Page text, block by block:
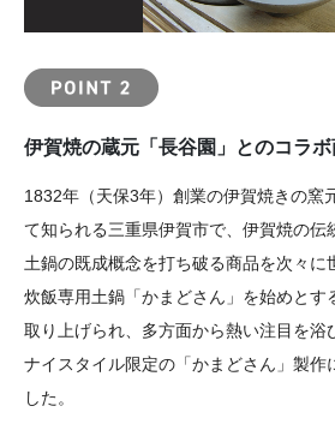
伊賀焼の蔵元「長谷園」とのコラ
1832年（天保3年）創業の伊賀焼きの窯
て知られる三重県伊賀市で、伊賀焼の伝
土鍋の既成概念を打ち破る商品を次々に
炊飯専用土鍋「かまどさん」を始めとす
取り上げられ、多方面から熱い注目を浴
ナイスタイル限定の「かまどさん」製作
した。